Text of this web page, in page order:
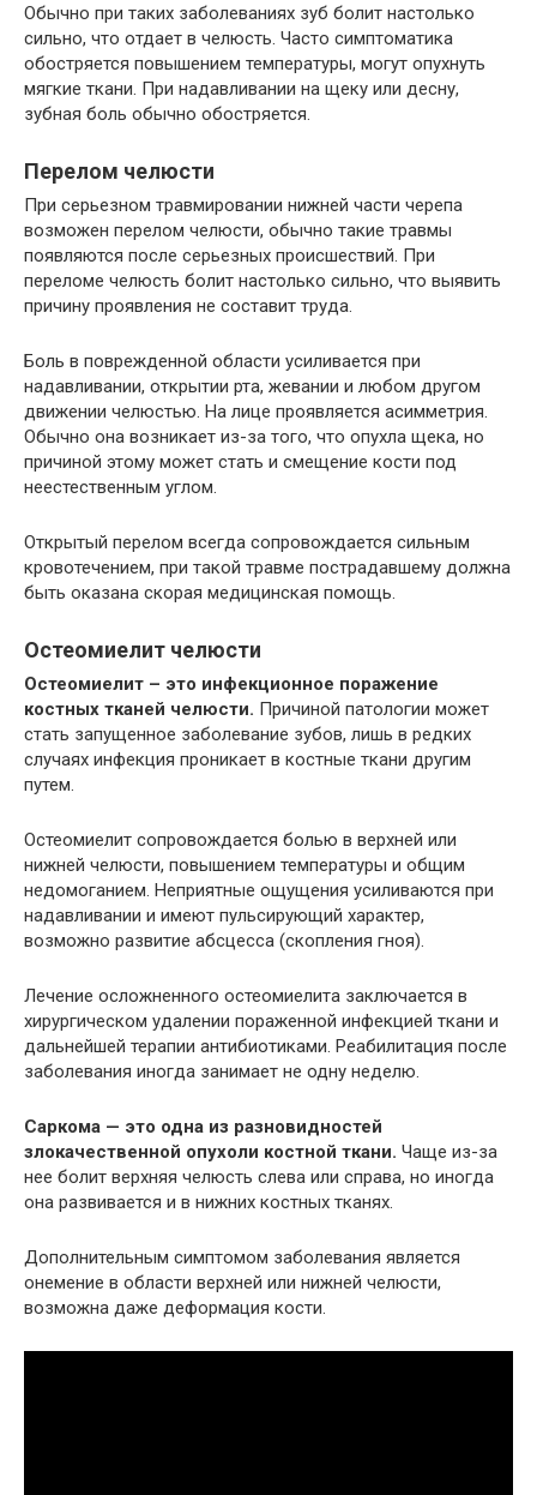
Обычно при таких заболеваниях зуб болит настолько
сильно, что отдает в челюсть. Часто симптоматика
обостряется повышением температуры, могут опухнуть
мягкие ткани. При надавливании на щеку или десну,
зубная боль обычно обостряется.
Перелом челюсти
При серьезном травмировании нижней части черепа
возможен перелом челюсти, обычно такие травмы
появляются после серьезных происшествий. При
переломе челюсть болит настолько сильно, что выявить
причину проявления не составит труда.
Боль в поврежденной области усиливается при
надавливании, открытии рта, жевании и любом другом
движении челюстью. На лице проявляется асимметрия.
Обычно она возникает из-за того, что опухла щека, но
причиной этому может стать и смещение кости под
неестественным углом.
Открытый перелом всегда сопровождается сильным
кровотечением, при такой травме пострадавшему должна
быть оказана скорая медицинская помощь.
Остеомиелит челюсти
Остеомиелит – это инфекционное поражение
костных тканей челюсти. Причиной патологии может
стать запущенное заболевание зубов, лишь в редких
случаях инфекция проникает в костные ткани другим
путем.
Остеомиелит сопровождается болью в верхней или
нижней челюсти, повышением температуры и общим
недомоганием. Неприятные ощущения усиливаются при
надавливании и имеют пульсирующий характер,
возможно развитие абсцесса (скопления гноя).
Лечение осложненного остеомиелита заключается в
хирургическом удалении пораженной инфекцией ткани и
дальнейшей терапии антибиотиками. Реабилитация после
заболевания иногда занимает не одну неделю.
Саркома — это одна из разновидностей
злокачественной опухоли костной ткани. Чаще из-за
нее болит верхняя челюсть слева или справа, но иногда
она развивается и в нижних костных тканях.
Дополнительным симптомом заболевания является
онемение в области верхней или нижней челюсти,
возможна даже деформация кости.